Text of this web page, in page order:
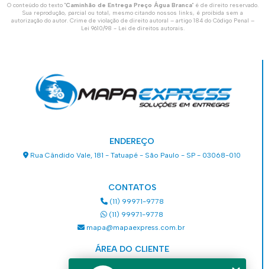
O conteúdo do texto "Caminhão de Entrega Preço Água Branca" é de direito reservado.
Sua reprodução, parcial ou total, mesmo citando nossos links, é proibida sem a
autorização do autor. Crime de violação de direito autoral – artigo 184 do Código Penal –
Lei 9610/98 - Lei de direitos autorais
ENDEREÇO
Rua Cândido Vale, 181 - Tatuapé - São Paulo - SP - 03068-010
CONTATOS
(11) 99971-9778
(11) 99971-9778
mapa@mapaexpress.com.br
ÁREA DO CLIENTE